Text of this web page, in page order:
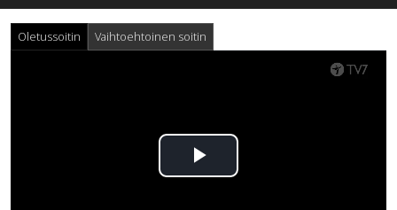
Oletussoitin Vaihtoehtoinen soitin
Toista